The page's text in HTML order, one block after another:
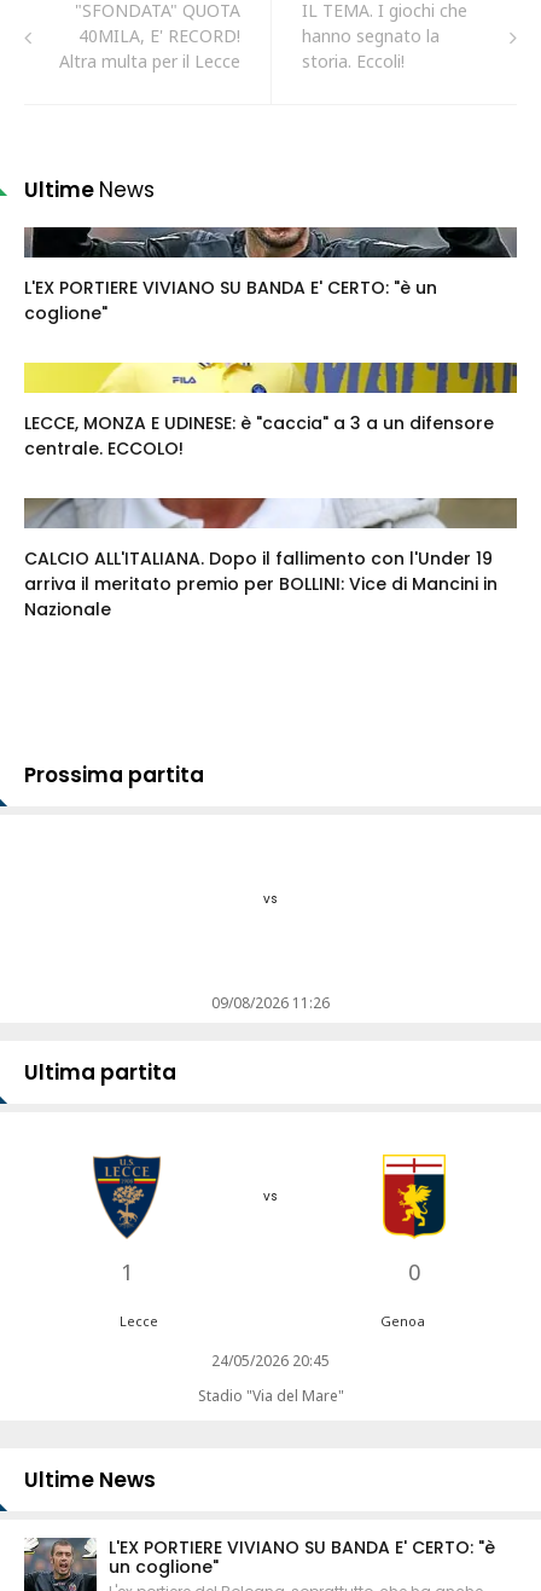
"SFONDATA" QUOTA
40MILA, E' RECORD!
Altra multa per il Lecce
IL TEMA. I giochi che
hanno segnato la
storia. Eccoli!
Ultime News
L'EX PORTIERE VIVIANO SU BANDA E' CERTO: "è un
coglione"
LECCE, MONZA E UDINESE: è "caccia" a 3 a un difensore
centrale. ECCOLO!
CALCIO ALL'ITALIANA. Dopo il fallimento con l'Under 19
arriva il meritato premio per BOLLINI: Vice di Mancini in
Nazionale
Prossima partita
vs
09/08/2026 11:26
Ultima partita
1
vs
0
Lecce Genoa
24/05/2026 20:45
Stadio "Via del Mare"
Ultime News
L'EX PORTIERE VIVIANO SU BANDA E' CERTO: "è
un coglione"